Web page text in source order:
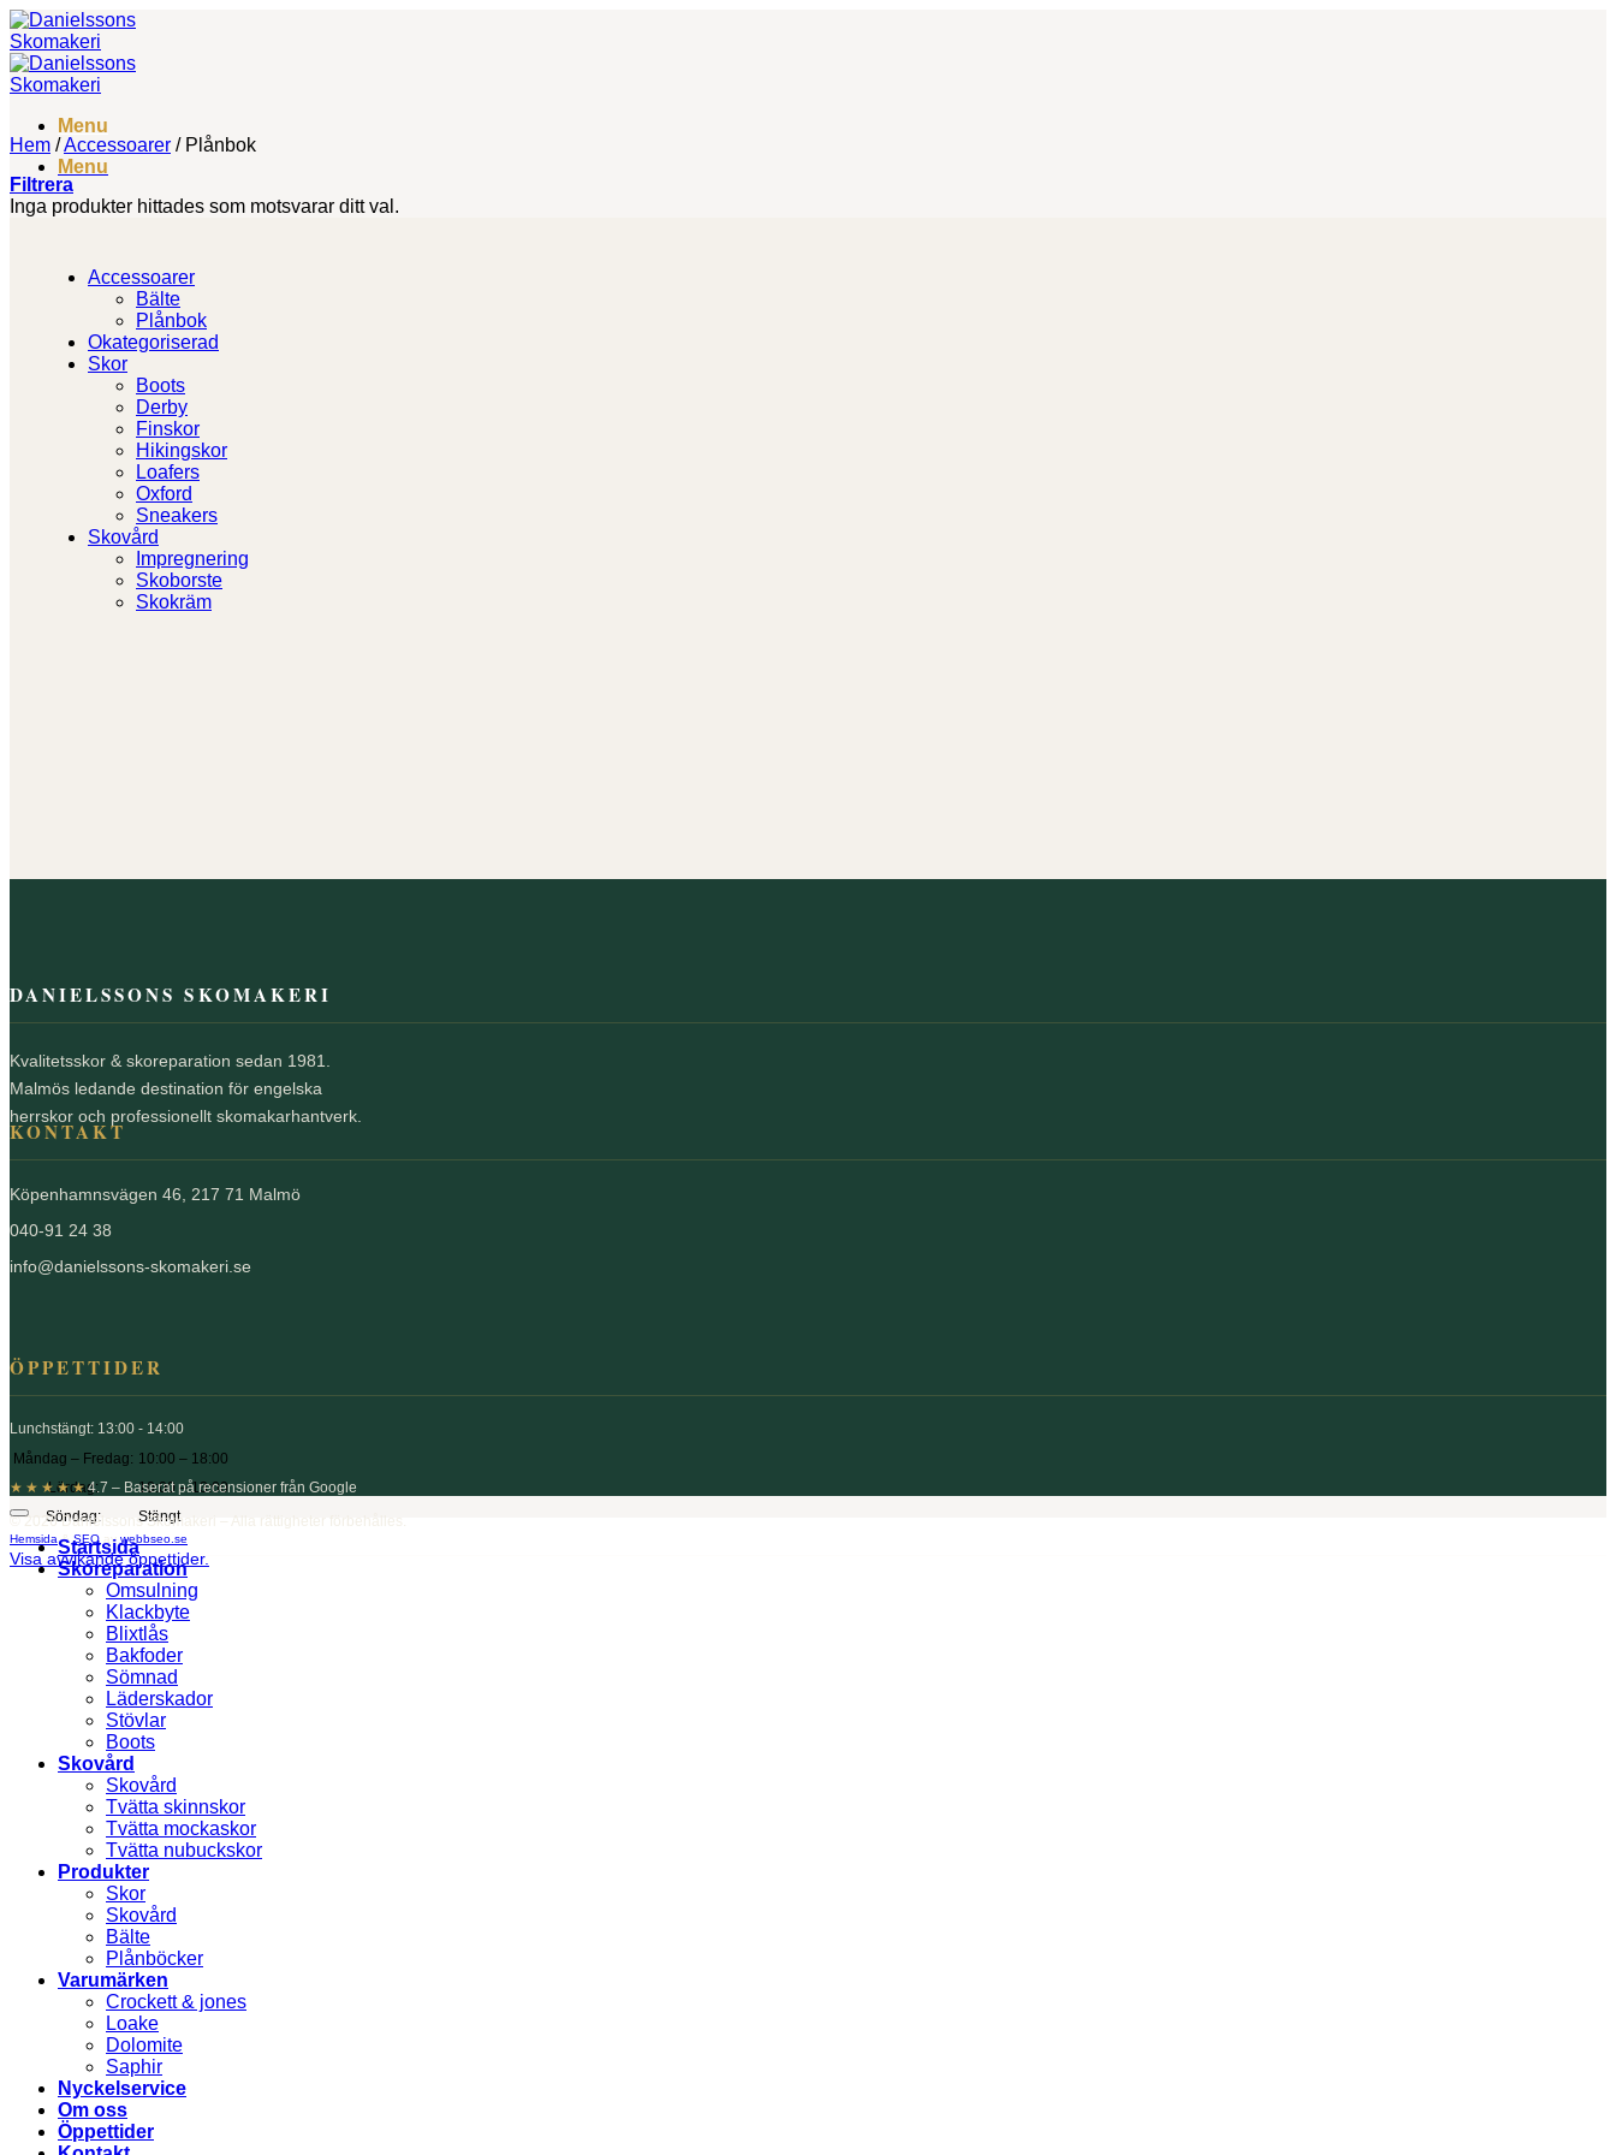
Skip
to
content
Menu
Menu
Hem /Accessoarer /Plånbok
Filtrera
Inga produkter hittades som motsvarar ditt val.
Accessoarer
Bälte
Plånbok
Okategoriserad
Skor
Boots
Derby
Finskor
Hikingskor
Loafers
Oxford
Sneakers
Skovård
Impregnering
Skoborste
Skokräm
DANIELSSONS SKOMAKERI
Kvalitetsskor & skoreparation sedan 1981.
Malmös ledande destination för engelska
herrskor och professionellt skomakarhantverk.
KONTAKT
Köpenhamnsvägen 46, 217 71 Malmö
040-91 24 38
info@danielssons-skomakeri.se
ÖPPETTIDER
Lunchstängt: 13:00 - 14:00
Måndag – Fredag: 10:00 – 18:00
Lördag:
10:00 – 13:00
Söndag:
Stängt
Visa avvikande öppettider.
© 2026 Danielssons Skomakeri – Alla rättigheter förbehålles.
Hemsida&SEO av webbseo.se
★★★★★4.7 – Baserat på recensioner från Google
Startsida
Skoreparation
Omsulning
Klackbyte
Blixtlås
Bakfoder
Sömnad
Läderskador
Stövlar
Boots
Skovård
Skovård
Tvätta skinnskor
Tvätta mockaskor
Tvätta nubuckskor
Produkter
Skor
Skovård
Bälte
Plånböcker
Varumärken
Crockett & jones
Loake
Dolomite
Saphir
Nyckelservice
Om oss
Öppettider